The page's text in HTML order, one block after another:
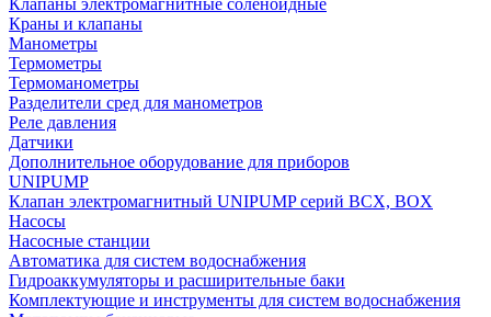
Клапаны электромагнитные соленоидные
Краны и клапаны
Манометры
Термометры
Термоманометры
Разделители сред для манометров
Реле давления
Датчики
Дополнительное оборудование для приборов
UNIPUMP
Клапан электромагнитный UNIPUMP серий BCX, BOX
Насосы
Насосные станции
Автоматика для систем водоснабжения
Гидроаккумуляторы и расширительные баки
Комплектующие и инструменты для систем водоснабжения